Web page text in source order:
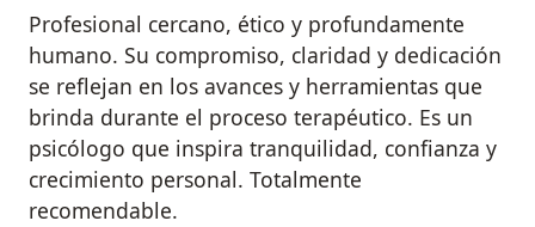
Profesional cercano, ético y profundamente
humano. Su compromiso, claridad y dedicación
se reflejan en los avances y herramientas que
brinda durante el proceso terapéutico. Es un
psicólogo que inspira tranquilidad, confianza y
crecimiento personal. Totalmente
recomendable.